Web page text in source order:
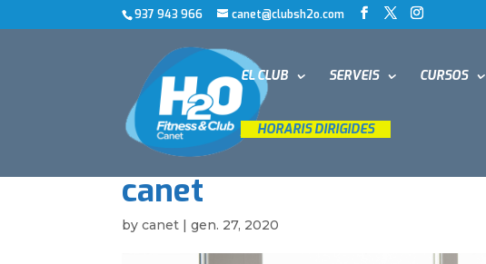
937 943 966 canet@clubsh2o.com
EL CLUB SERVEIS CURSOS
HORARIS DIRIGIDES__
canet
bycanet |gen. 27, 2020